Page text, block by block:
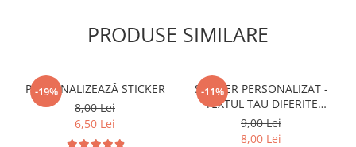
STICKERE UTILAJE AGRICOLE
STICKERE PERSONALIZATE
PRODUSE PERSONALIZATE FIRME
CARTI DE VIZITA
PRODUSE SIMILARE
-19%
PERSONALIZEAZĂ STICKER
8,00 Lei
6,50 Lei
-11%
STICKER PERSONALIZAT -
TEXTUL TAU DIFERITE
FONTURI
9,00 Lei
8,00 Lei